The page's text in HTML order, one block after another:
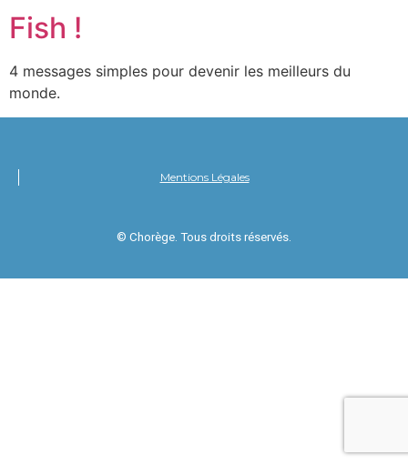
Fish !
4 messages simples pour devenir les meilleurs du
monde.
Mentions Légales
© Chorège. Tous droits réservés.